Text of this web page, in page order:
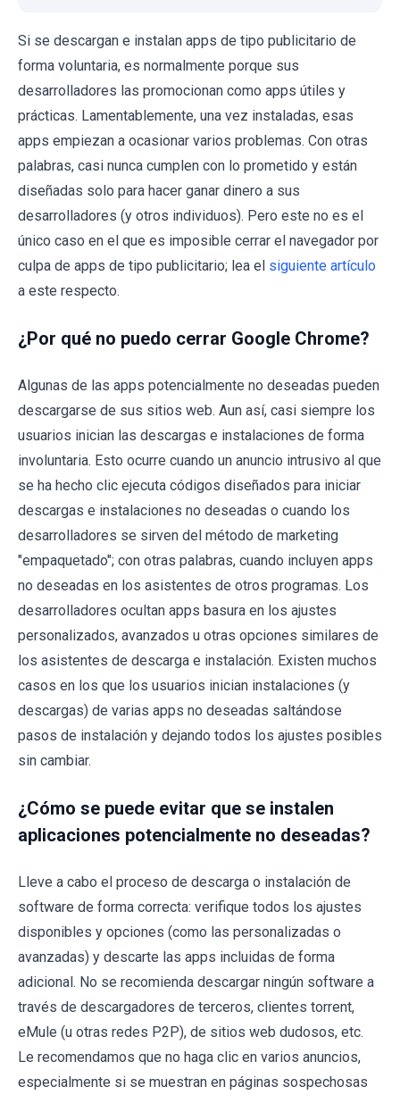
Si se descargan e instalan apps de tipo publicitario de
forma voluntaria, es normalmente porque sus
desarrolladores las promocionan como apps útiles y
prácticas. Lamentablemente, una vez instaladas, esas
apps empiezan a ocasionar varios problemas. Con otras
palabras, casi nunca cumplen con lo prometido y están
diseñadas solo para hacer ganar dinero a sus
desarrolladores (y otros individuos). Pero este no es el
único caso en el que es imposible cerrar el navegador por
culpa de apps de tipo publicitario; lea el siguiente artículo
a este respecto.
¿Por qué no puedo cerrar Google Chrome?
Algunas de las apps potencialmente no deseadas pueden
descargarse de sus sitios web. Aun así, casi siempre los
usuarios inician las descargas e instalaciones de forma
involuntaria. Esto ocurre cuando un anuncio intrusivo al que
se ha hecho clic ejecuta códigos diseñados para iniciar
descargas e instalaciones no deseadas o cuando los
desarrolladores se sirven del método de marketing
"empaquetado"; con otras palabras, cuando incluyen apps
no deseadas en los asistentes de otros programas. Los
desarrolladores ocultan apps basura en los ajustes
personalizados, avanzados u otras opciones similares de
los asistentes de descarga e instalación. Existen muchos
casos en los que los usuarios inician instalaciones (y
descargas) de varias apps no deseadas saltándose
pasos de instalación y dejando todos los ajustes posibles
sin cambiar.
¿Cómo se puede evitar que se instalen
aplicaciones potencialmente no deseadas?
Lleve a cabo el proceso de descarga o instalación de
software de forma correcta: verifique todos los ajustes
disponibles y opciones (como las personalizadas o
avanzadas) y descarte las apps incluidas de forma
adicional. No se recomienda descargar ningún software a
través de descargadores de terceros, clientes torrent,
eMule (u otras redes P2P), de sitios web dudosos, etc.
Le recomendamos que no haga clic en varios anuncios,
especialmente si se muestran en páginas sospechosas